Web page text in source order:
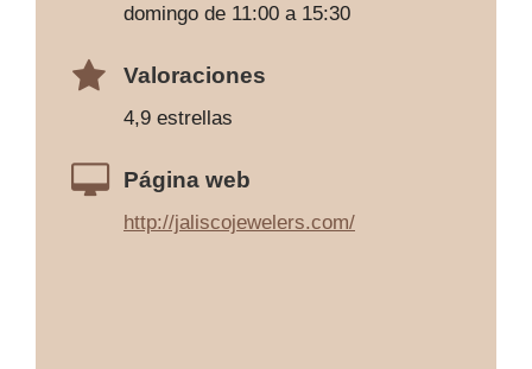
domingo de 11:00 a 15:30
Valoraciones
4,9 estrellas
Página web
http://jaliscojewelers.com/